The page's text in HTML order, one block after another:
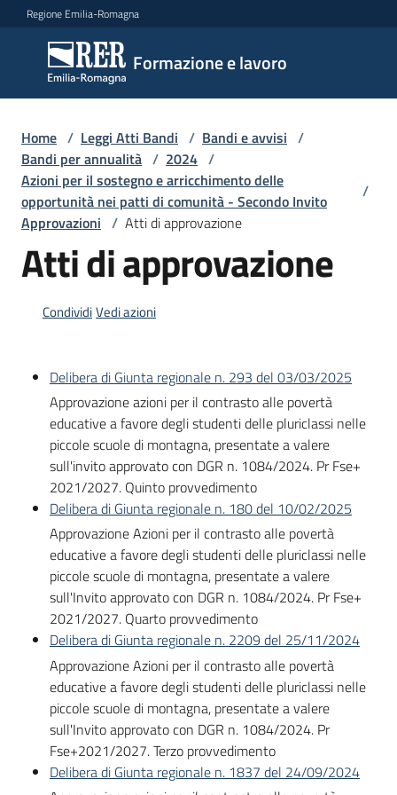
Vai al contenuto
Vai alla navigazione
Vai al footer
Regione Emilia-Romagna
Formazione e lavoro
Formazione
e lavoro
Argomenti
Novità
Leggi
Bandi
Piani
Programmi
Progetti
Fondo
sociale
europeo
Seguici
Home / Leggi Atti Bandi / Bandi e avvisi /
Bandi per annualità / 2024 /
Azioni per il sostegno e arricchimento delle
opportunità nei patti di comunità - Secondo Invito
/
Approvazioni / Atti di approvazione
Atti di approvazione
CondividiVedi azioni
Delibera di Giunta regionale n. 293 del 03/03/2025
Approvazione azioni per il contrasto alle povertà
educative a favore degli studenti delle pluriclassi nelle
piccole scuole di montagna, presentate a valere
sull'invito approvato con DGR n. 1084/2024. Pr Fse+
2021/2027. Quinto provvedimento
Delibera di Giunta regionale n. 180 del 10/02/2025
Approvazione Azioni per il contrasto alle povertà
educative a favore degli studenti delle pluriclassi nelle
piccole scuole di montagna, presentate a valere
sull'Invito approvato con DGR n. 1084/2024. Pr Fse+
2021/2027. Quarto provvedimento
Delibera di Giunta regionale n. 2209 del 25/11/2024
Approvazione Azioni per il contrasto alle povertà
educative a favore degli studenti delle pluriclassi nelle
piccole scuole di montagna, presentate a valere
sull'Invito approvato con DGR n. 1084/2024. Pr
Fse+2021/2027. Terzo provvedimento
Delibera di Giunta regionale n. 1837 del 24/09/2024